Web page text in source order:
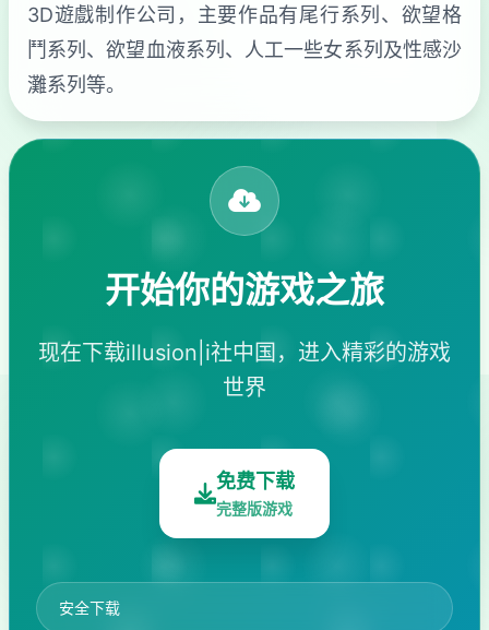
3D遊戲制作公司，主要作品有尾行系列、欲望格
鬥系列、欲望血液系列、人工一些女系列及性感沙
灘系列等。
开始你的游戏之旅
现在下载illusion|i社中国，进入精彩的游戏
世界
免费下载
完整版游戏
安全下载